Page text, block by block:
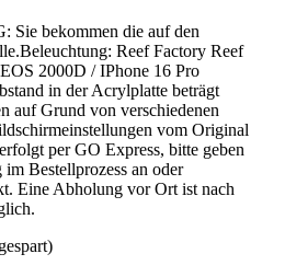
Sie bekommen die auf den
Reef Factory Reef
2000D / IPhone 16 Pro
in der Acrylplatte beträgt
auf Grund von verschiedenen
vom Original
per GO Express, bitte geben
Bestellprozess an oder
Eine Abholung vor Ort ist nach